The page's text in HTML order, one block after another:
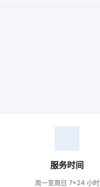
服务时间
周一至周日 7×24 小时